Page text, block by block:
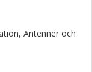
Antenner och